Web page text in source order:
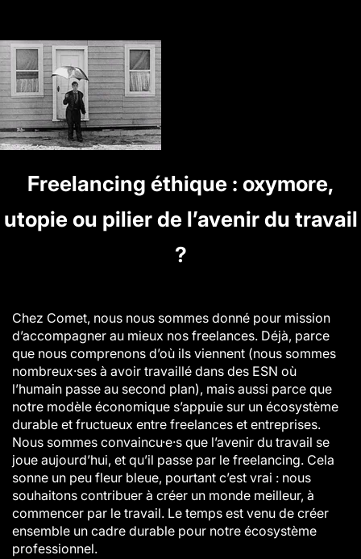
Freelancing éthique : oxymore,
utopie ou pilier de l’avenir du travail
?
Chez Comet, nous nous sommes donné pour mission
d’accompagner au mieux nos freelances. Déjà, parce
que nous comprenons d’où ils viennent (nous sommes
nombreux·ses à avoir travaillé dans des ESN où
l’humain passe au second plan), mais aussi parce que
notre modèle économique s’appuie sur un écosystème
durable et fructueux entre freelances et entreprises.
Nous sommes convaincu·e·s que l’avenir du travail se
joue aujourd’hui, et qu’il passe par le freelancing. Cela
sonne un peu fleur bleue, pourtant c’est vrai : nous
souhaitons contribuer à créer un monde meilleur, à
commencer par le travail. Le temps est venu de créer
ensemble un cadre durable pour notre écosystème
professionnel.